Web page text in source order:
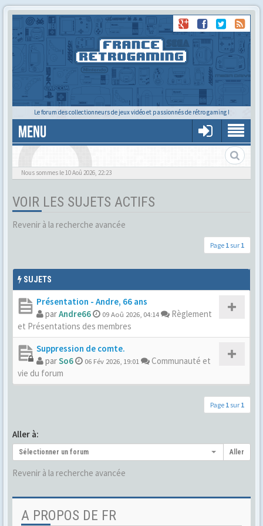
Le forum des collectionneurs de jeux vidéo et passionnés de rétro gaming !
MENU
Alors tu trouves ?
Nous sommes le 10 Aoû 2026, 22:23
VOIR LES SUJETS ACTIFS
Revenir à la recherche avancée
Page 1 sur 1
SUJETS
Présentation - Andre, 66 ans
parAndre66 09 Aoû 2026, 04:14
Règlement
et Présentations des membres
Suppression de comte.
parSo6 06 Fév 2026, 19:01
Communauté et
vie du forum
Page 1 sur 1
Aller à:
Sélectionner un forum Aller
Revenir à la recherche avancée
A PROPOS DE FR